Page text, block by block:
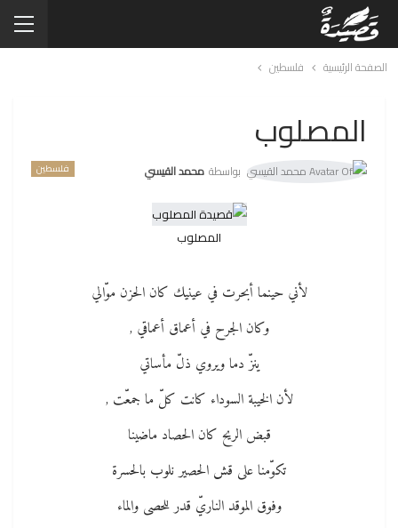
الصفحة الرئيسية فلسطين
المصلوب
فلسطين بواسطة محمد القيسي
المصلوب
لأني حينما أبحرت في عينيك كان الحزن موّالي
وكان الجرح في أعماق أعماقي ,
ينزّ دما ويروي ذلّ مأساتي
لأن الخيبة السوداء كانت كلّ ما جمعّت ,
قبض الريح كان الحصاد ماضينا
تكوّمنا على قش الحصير نلوب بالحسرة
وفوق الموقد الناريّ قدر للحصى والماء